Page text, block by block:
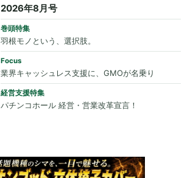
2026年8月号
巻頭特集
羽根モノという、選択肢。
Focus
業界キャッシュレス支援に、GMOが名乗り
経営支援特集
パチンコホール 経営・営業改革宣言！